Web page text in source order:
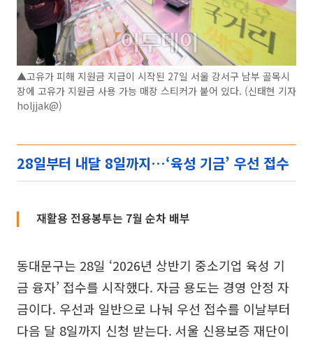
▲고유가 피해 지원금 지급이 시작된 27일 서울 강서구 남부 골목시
장에 고유가 지원금 사용 가능 매장 스티커가 붙어 있다. (신태현 기자
holjjak@)
28일부터 내달 8일까지…‘육성 기금’ 우선 접수
재활용 전용봉투는 7월 순차 배부
동대문구는 28일 ‘2026년 상반기 중소기업 육성 기
금 융자’ 접수를 시작했다. 자금 용도는 경영 안정 자
금이다. 우선과 일반으로 나눠 우선 접수를 이날부터
다음 달 8일까지 신청 받는다. 서울 신용보증 재단이